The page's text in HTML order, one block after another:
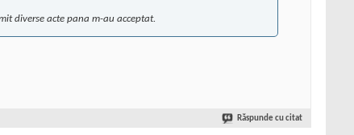
diverse acte pana m-au acceptat.
Răspunde cu citat